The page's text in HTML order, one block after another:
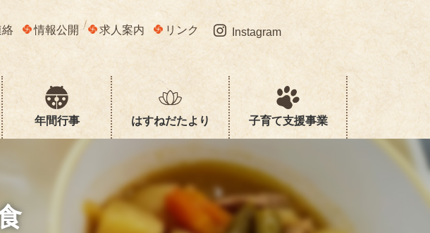
情報公開 求人案内 リンク Instagram
年間行事 はすねだたより 子育て支援事業